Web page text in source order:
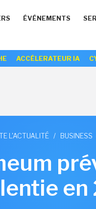
ÉVÉNEMENTS
ACCÉLERATEUR IA
L'ACTUALITÉ / BUSINESS
en